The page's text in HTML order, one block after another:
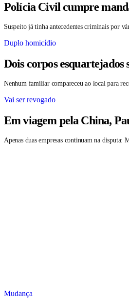
Polícia Civil cumpre
Suspeito já tinha antecedentes criminais por
Duplo homicídio
Dois corpos
Nenhum familiar compareceu ao local para
Vai ser revogado
Em viagem pela China,
Apenas duas empresas continuam na disputa:
Mudança